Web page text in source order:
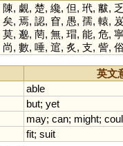
陳, 覷, 楚, 纔, 但, 玳, 黻, 乏
矣, 焉, 認, 窅, 愚, 孺, 轅, 岌
莫, 邈, 菵, 無, 瑁, 能, 危,
尚, 數, 唾, 逭, 炙 , 支, 訾,
英文
able
but; yet
may; can; might;
fit; suit